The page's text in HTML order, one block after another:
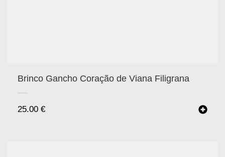
Brinco Gancho Coração de Viana Filigrana
25.00 €